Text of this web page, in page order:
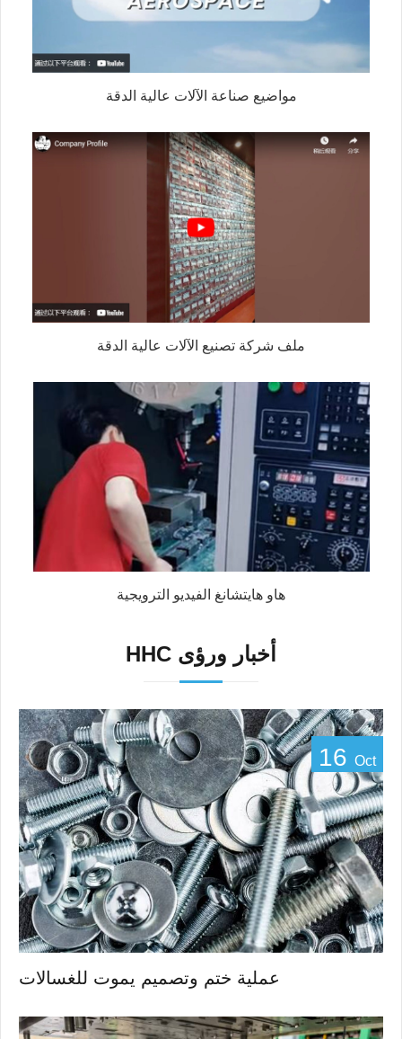
مواضيع صناعة الآلات عالية الدقة
ملف شركة تصنيع الآلات عالية الدقة
هاو هايتشانغ الفيديو الترويجية
HHC أخبار ورؤى
16 Oct
عملية ختم وتصميم يموت للغسالات